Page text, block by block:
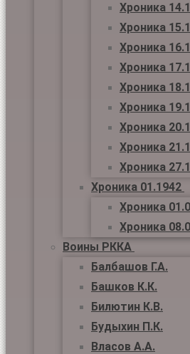
Хроника
Хроника
Хроника
Хроника
Хроника
Хроника
Хроника
Хроника
Хроника
Хроника 01.1942
Хроника
Хроника
Воины РККА
Балбашов Г.А.
Башков К.К.
Билютин К.В.
Будыхин П.К.
Власов А.А.